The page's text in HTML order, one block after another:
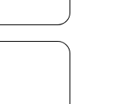
que busque
la